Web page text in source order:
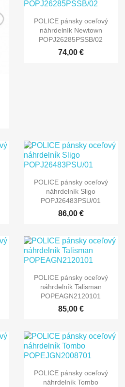
POLICE pánsky oceľový
náhrdelník Newtown
POPJ26285PSSB/02
74,00 €
POLICE pánsky oceľový
náhrdelník Sligo
POPJ26483PSU/01
86,00 €
POLICE pánsky oceľový
náhrdelník Talisman
POPEAGN2120101
85,00 €
POLICE pánsky oceľový
náhrdelník Tombo